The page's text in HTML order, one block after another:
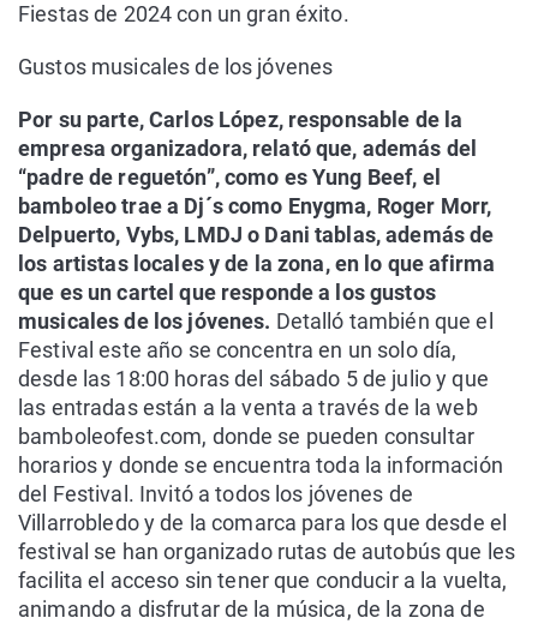
Fiestas de 2024 con un gran éxito.
Gustos musicales de los jóvenes
Por su parte, Carlos López, responsable de la
empresa organizadora, relató que, además del
“padre de reguetón”, como es Yung Beef, el
bamboleo trae a Dj´s como Enygma, Roger Morr,
Delpuerto, Vybs, LMDJ o Dani tablas, además de
los artistas locales y de la zona, en lo que afirma
que es un cartel que responde a los gustos
musicales de los jóvenes. Detalló también que el
Festival este año se concentra en un solo día,
desde las 18:00 horas del sábado 5 de julio y que
las entradas están a la venta a través de la web
bamboleofest.com, donde se pueden consultar
horarios y donde se encuentra toda la información
del Festival. Invitó a todos los jóvenes de
Villarrobledo y de la comarca para los que desde el
festival se han organizado rutas de autobús que les
facilita el acceso sin tener que conducir a la vuelta,
animando a disfrutar de la música, de la zona de